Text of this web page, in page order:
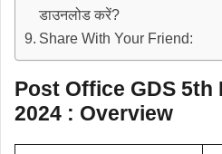
डाउनलोड करें?
Share With Your Friend:
Post Office GDS
2024 : Overview